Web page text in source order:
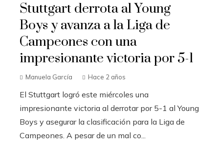
Stuttgart derrota al Young
Boys y avanza a la Liga de
Campeones con una
impresionante victoria por 5-1
Manuela García Hace 2 años
El Stuttgart logró este miércoles una
impresionante victoria al derrotar por 5-1 al Young
Boys y asegurar la clasificación para la Liga de
Campeones. A pesar de un mal co...